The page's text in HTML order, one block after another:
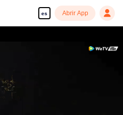
es Abrir App
definición y sin interrupciones